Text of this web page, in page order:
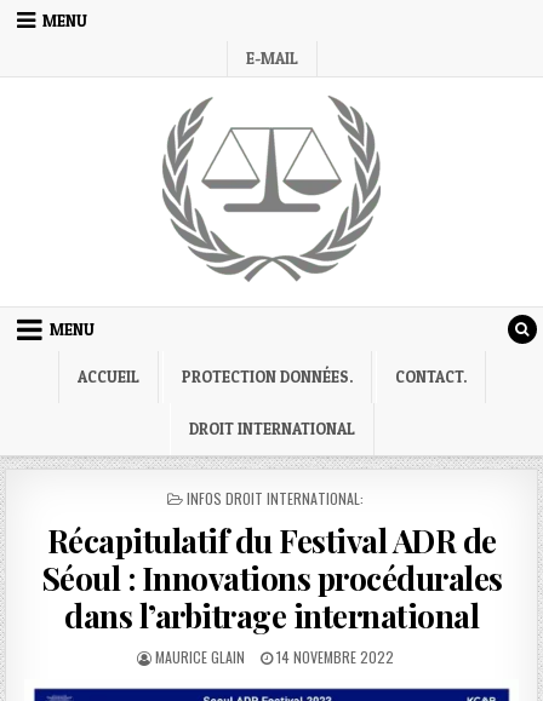
Skip
MENU
E-MAIL
MENU
ACCUEIL PROTECTION DONNÉES. CONTACT.
DROIT INTERNATIONAL
POSTED
INFOS DROIT INTERNATIONAL:
Récapitulatif du Festival ADR de
Séoul : Innovations procédurales
dans l’arbitrage international
AUTHOR:
MAURICE GLAIN
PUBLISHED
14 NOVEMBRE 2022